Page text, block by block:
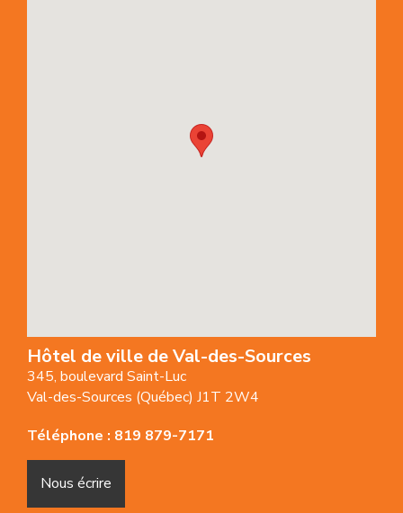
Hôtel de ville de Val-des-Sources
345, boulevard Saint-Luc
Val-des-Sources (Québec) J1T 2W4
Téléphone : 819 879-7171
Nous écrire